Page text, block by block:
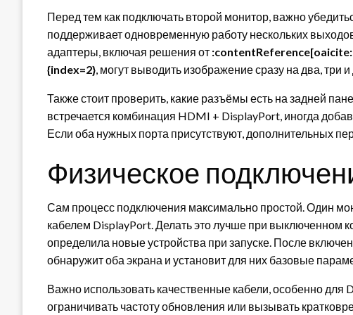
Перед тем как подключать второй монитор, важно
поддерживает одновременную работу нескольких
адаптеры, включая решения от
{index=2}, могут выводить изображение сразу на два, три
Также стоит проверить, какие разъёмы есть на задней
встречается комбинация HDMI + DisplayPort, иногда
Если оба нужных порта присутствуют, дополнительных
Физическое
Сам процесс подключения максимально простой. Один
кабелем DisplayPort. Делать это лучше при выключенном
определила новые устройства при запуске. После
обнаружит оба экрана и установит для них базовые
Важно использовать качественные кабели, особенно для
ограничивать частоту обновления или вызывать